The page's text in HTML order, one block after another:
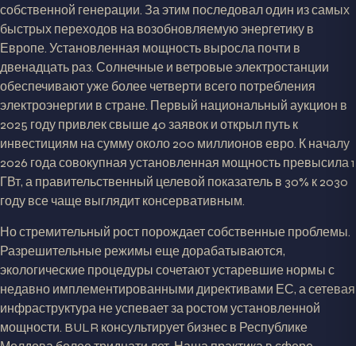
собственной генерации. За этим последовал один из самых
быстрых переходов на возобновляемую энергетику в
Европе. Установленная мощность выросла почти в
двенадцать раз. Солнечные и ветровые электростанции
обеспечивают уже более четверти всего потребления
электроэнергии в стране. Первый национальный аукцион в
2025 году привлек свыше 40 заявок и открыл путь к
инвестициям на сумму около 200 миллионов евро. К началу
2026 года совокупная установленная мощность превысила 1
ГВт, а правительственный целевой показатель в 30% к 2030
году все чаще выглядит консервативным.
Но стремительный рост порождает собственные проблемы.
Разрешительные режимы еще дорабатываются,
экологические процедуры сочетают устаревшие нормы с
недавно имплементированными директивами ЕС, а сетевая
инфраструктура не успевает за ростом установленной
мощности. BULR консультирует бизнес в Республике